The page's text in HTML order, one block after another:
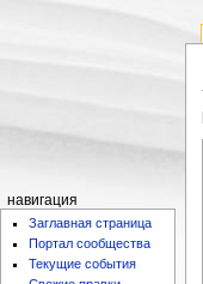
навигация
Заглавная страница
Портал сообщества
Текущие события